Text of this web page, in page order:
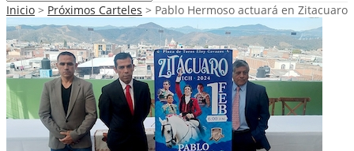
Inicio > Próximos Carteles > Pablo Hermoso actuará en Zitacuaro